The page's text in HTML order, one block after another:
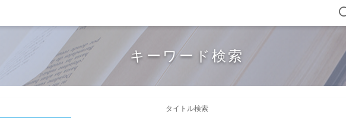
キーワード検索
タイトル検索